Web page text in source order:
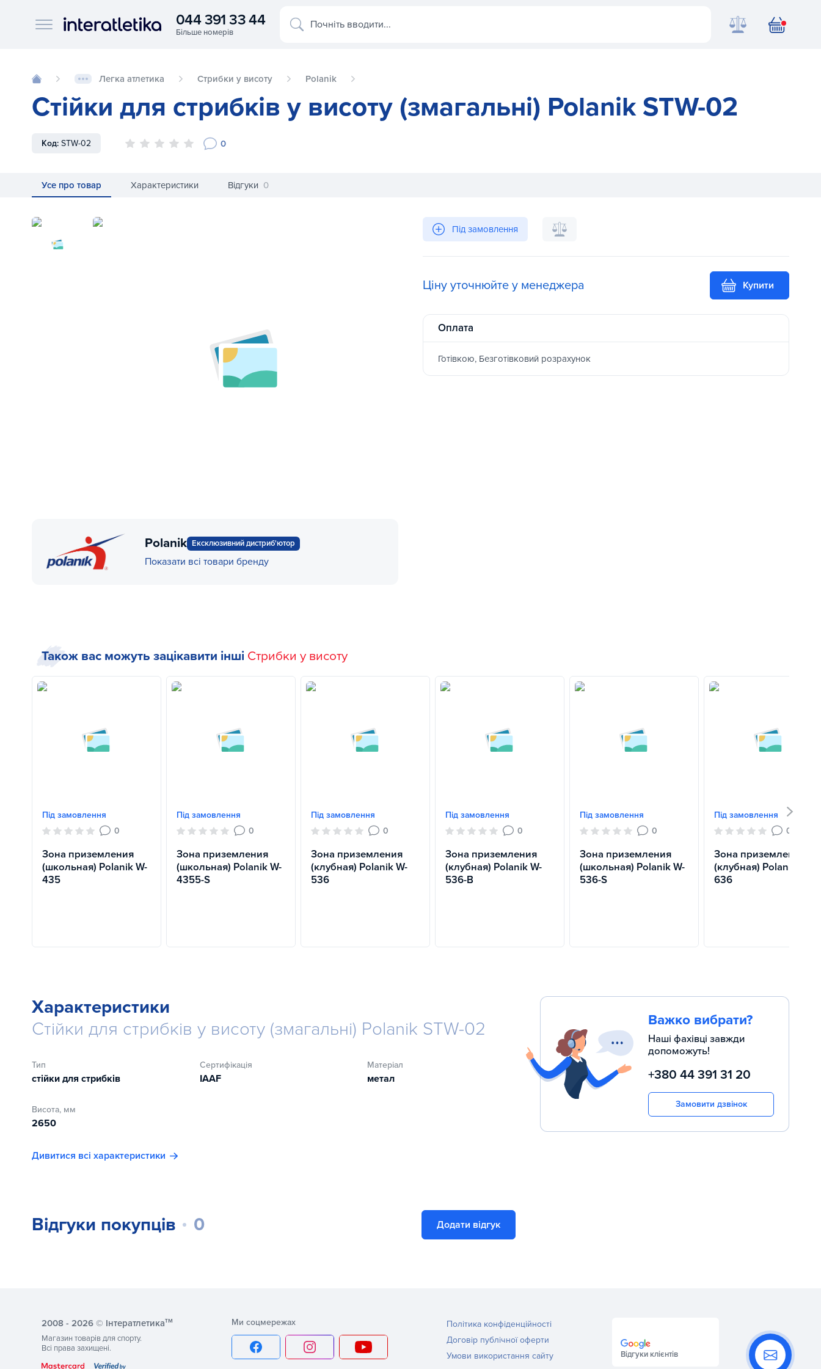
Interatletika logo
044 391 33 44 Почніть вводити...
Легка атлетика Стрибки у висоту Polanik
Стійки для стрибків у висоту (змагальні) Polanik STW-02
Код: STW-02 0
Усе про товар Характеристики Відгуки 0
Стійки для стрибків у висоту (змагальні) Polanik STW-02
Polanik Ексклюзивний дистриб'ютор
Показати всі товари бренду
Під замовлення
Ціну уточнюйте у менеджера Купити
Оплата
Готівкою, Безготівковий розрахунок
Також вас можуть зацікавити інші Стрибки у висоту
Під замовлення
0
Зона приземления
(школьная) Polanik W-
435
Під замовлення
0
Зона приземления
(школьная) Polanik W-
4355-S
Під замовлення
0
Зона приземления
(клубная) Polanik W-
536
Під замовлення
0
Зона приземления
(клубная) Polanik W-
536-B
Під замовлення
0
Зона приземления
(школьная) Polanik W-
536-S
Під замовлення
0
Зона приземления
(клубная) Polanik W-
636
Характеристики
Стійки для стрибків у висоту (змагальні) Polanik STW-02
Тип
стійки для стрибків
Сертифікація
IAAF
Матеріал
метал
Висота, мм
2650
Дивитися всі характеристики
Відгуки покупців 0 Додати відгук
Важко вибрати?
Наші фахівці завжди
допоможуть!
+380 44 391 31 20
Замовити дзвінок
Ми соцмережах
2008 - 2026 © Інтератлетикатм
Магазин товарів для спорту.
Всі права захищені.
Політика конфіденційності
Договір публічної оферти
Умови використання сайту
Відгуки клієнтів